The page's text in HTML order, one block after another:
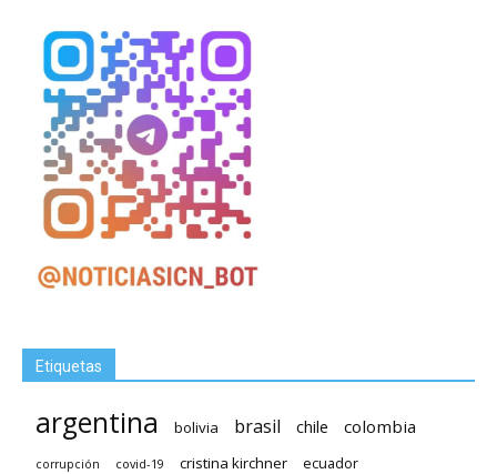
Etiquetas
argentina bolivia brasil chile colombia
corrupción covid-19 cristina kirchner ecuador